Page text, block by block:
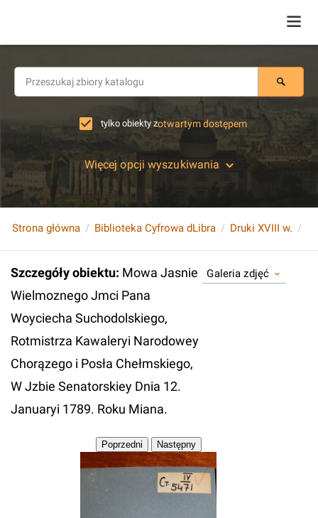
tylko obiekty zotwartym dostępem
Więcej opcji wyszukiwania
Strona główna Biblioteka Cyfrowa dLibra Druki XVIII w.
Szczegóły obiektu: Mowa Jasnie
Wielmoznego Jmci Pana
Woyciecha Suchodolskiego,
Rotmistrza Kawaleryi Narodowey
Chorązego i Posła Chełmskiego,
W Jzbie Senatorskiey Dnia 12.
Januaryi 1789. Roku Miana.
Galeria zdjęć